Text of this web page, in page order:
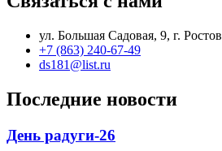
ул. Большая Садовая, 9, г.
+7 (863) 240-67-49
ds181@list.ru
Последние новости
День радуги-26